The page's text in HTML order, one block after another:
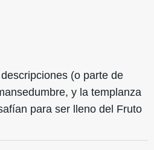
(o parte de
y la templanza
para ser lleno del Fruto